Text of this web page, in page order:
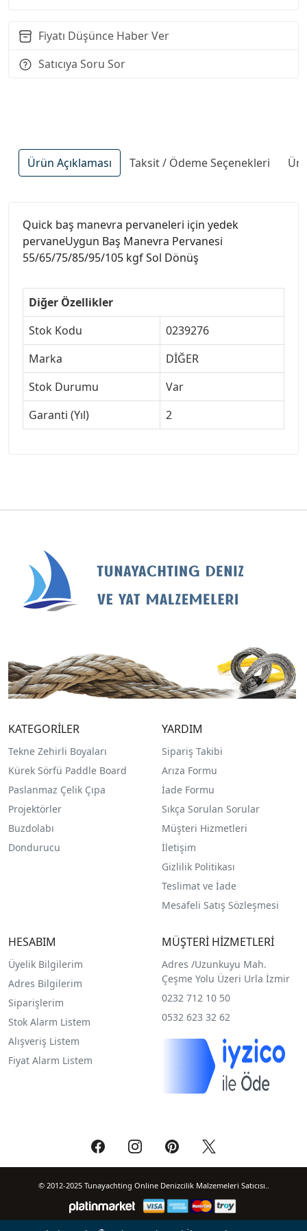
Fiyatı Düşünce Haber Ver
Satıcıya Soru Sor
Ürün Açıklaması Taksit / Ödeme Seçenekleri
Quick baş manevra pervaneleri için yedek
pervaneUygun Baş Manevra Pervanesi
55/65/75/85/95/105 kgf Sol Dönüş
Diğer Özellikler
Stok Kodu
0239276
Marka
DİĞER
Stok Durumu
Var
Garanti (Yıl)
2
KATEGORİLER
Tekne Zehirli Boyaları
Kürek Sörfü Paddle Board
Paslanmaz Çelik Çıpa
Projektörler
Buzdolabı
Dondurucu
YARDIM
Sipariş Takibi
Arıza Formu
İade Formu
Sıkça Sorulan Sorular
Müşteri Hizmetleri
İletişim
Gizlilik Politikası
Teslimat ve İade
Mesafeli Satış Sözleşmesi
HESABIM
Üyelik Bilgilerim
Adres Bilgilerim
Siparişlerim
Stok Alarm Listem
Alışveriş Listem
Fiyat Alarm Listem
MÜŞTERİ HİZMETLERİ
Adres /Uzunkuyu Mah.
Çeşme Yolu Üzeri Urla İzmir
0232 712 10 50
0532 623 32 62
© 2012-2025 Tunayachting Online Denizcilik Malzemeleri Satıcısı..